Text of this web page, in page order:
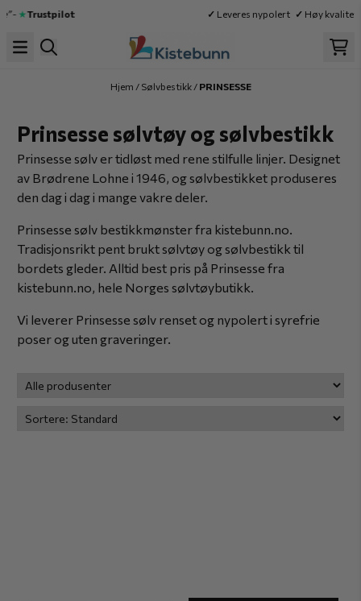
Hopp til innhold
Trustpilot Leveres nypolert✓Høy kvalitet✓
Hjem / Sølvbestikk / PRINSESSE
Prinsesse sølvtøy og sølvbestikk
Prinsesse sølv er tidløst med rene stilfulle linjer. Designet
av Brødrene Lohne i 1946, og sølvbestikket produseres
den dag i dag i mange vakre deler.
Prinsesse sølv bestikkmønster fra kistebunn.no.
Tradisjonsrikt pent brukt sølvtøy og sølvbestikk til
bordets gleder. Alltid best pris på Prinsesse fra
kistebunn.no, hele Norges sølvtøybutikk.
Vi leverer Prinsesse sølv renset og nypolert i syrefrie
poser og uten graveringer.